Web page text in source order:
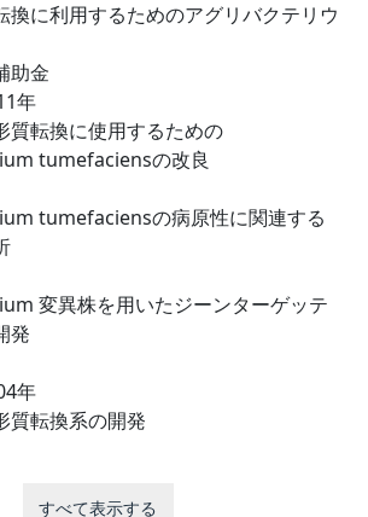
換に利用するためのアグリバクテリウ
助金
年
質転換に使用するための
tumefaciensの改良
tumefaciensの病原性に関連する
変異株を用いたジーンターゲッテ
発
年
質転換系の開発
すべて表示する